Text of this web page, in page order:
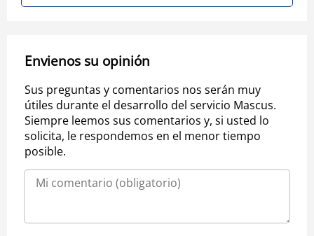
Envienos su opinión
Sus preguntas y comentarios nos serán muy
útiles durante el desarrollo del servicio Mascus.
Siempre leemos sus comentarios y, si usted lo
solicita, le respondemos en el menor tiempo
posible.